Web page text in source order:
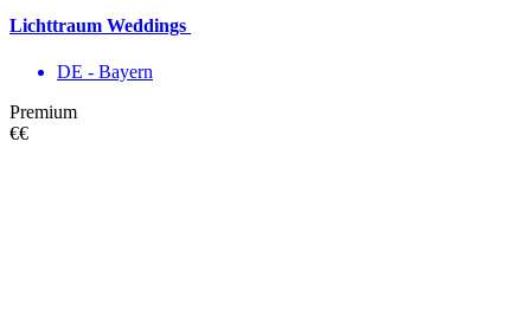
Lichttraum Weddings
DE - Bayern
Premium
€€